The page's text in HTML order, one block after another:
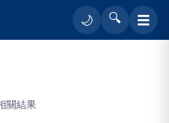
🌙 🔍 ☰
關結果